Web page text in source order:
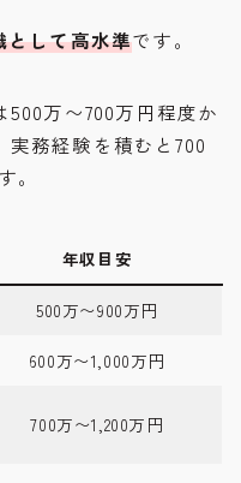
として高水準です。
万〜700万円程度か
務経験を積むと700
。
年収目安
500万〜900万円
600万〜1,000万円
700万〜1,200万円